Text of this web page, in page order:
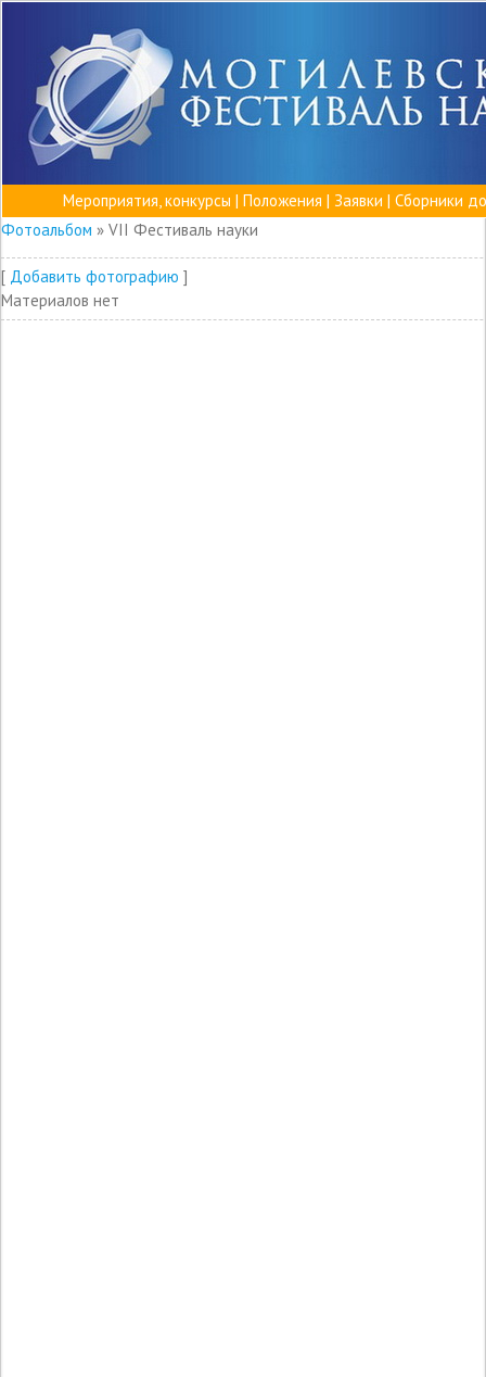
Мероприятия, конкурсы | Положения | Заявки | Сборники
Фотоальбом » VII Фестиваль науки
[ Добавить фотографию ]
Материалов нет